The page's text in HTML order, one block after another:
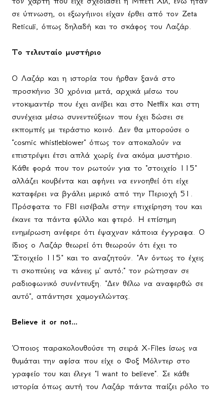
σε ύπνωση, οι εξωγήινοι είχαν έρθει από τον Zeta
Reticuli, όπως δηλαδή και το σκάφος του Λαζάρ.
Το τελευταίο μυστήριο
Ο Λαζάρ και η ιστορία του ήρθαν ξανά στο
προσκήνιο 30 χρόνια μετά, αρχικά μέσω του
ντοκιμαντέρ που έχει ανέβει και στο Netflix και στη
συνέχεια μέσω συνεντεύξεων που έχει δώσει σε
εκπομπές με τεράστιο κοινό. Δεν θα μπορούσε ο
"cosmic whistleblower" όπως τον αποκαλούν να
επιστρέψει έτσι απλά χωρίς ένα ακόμα μυστήριο.
Κάθε φορά που τον ρωτούν για το "στοιχείο 115"
αλλάζει κουβέντα και αφήνει να εννοηθεί ότι είχε
καταφέρει να βγάλει μερικό από την Περιοχή 51.
Πρόσφατα το FBI εισέβαλε στην επιχείρηση του και
έκανε τα πάντα φύλλο και φτερό. Η επίσημη
ενημέρωση ανέφερε ότι έψαχναν κάποια έγγραφα. Ο
ίδιος ο Λαζάρ θεωρεί ότι θεωρούν ότι έχει το
"Στοιχείο 115" και το αναζητούν. "Αν όντως το έχεις
τι σκοπεύεις να κάνεις μ' αυτό;" τον ρώτησαν σε
ραδιοφωνικό συνέντευξη. "Δεν θέλω να αναφερθώ σε
αυτό", απάντησε χαμογελώντας.
Believe it or not...
Όποιος παρακολουθούσε τη σειρά X-Files ίσως να
θυμάται την αφίσα που είχε ο Φοξ Μόλντερ στο
γραφείο του και έλεγε "I want to believe". Σε κάθε
ιστορία όπως αυτή του Λαζάρ πάντα παίζει ρόλο το